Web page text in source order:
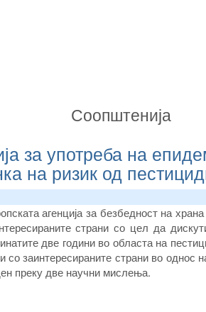
Соопштенија
за употреба на
на ризик од
агенција за безбедност на
страни со цел да
две години во областа на
со заинтересираните страни во однос
преку две научни мислења.